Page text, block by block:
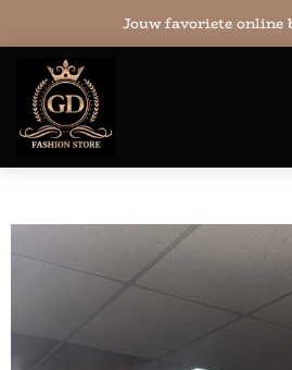
Jouw favoriete online